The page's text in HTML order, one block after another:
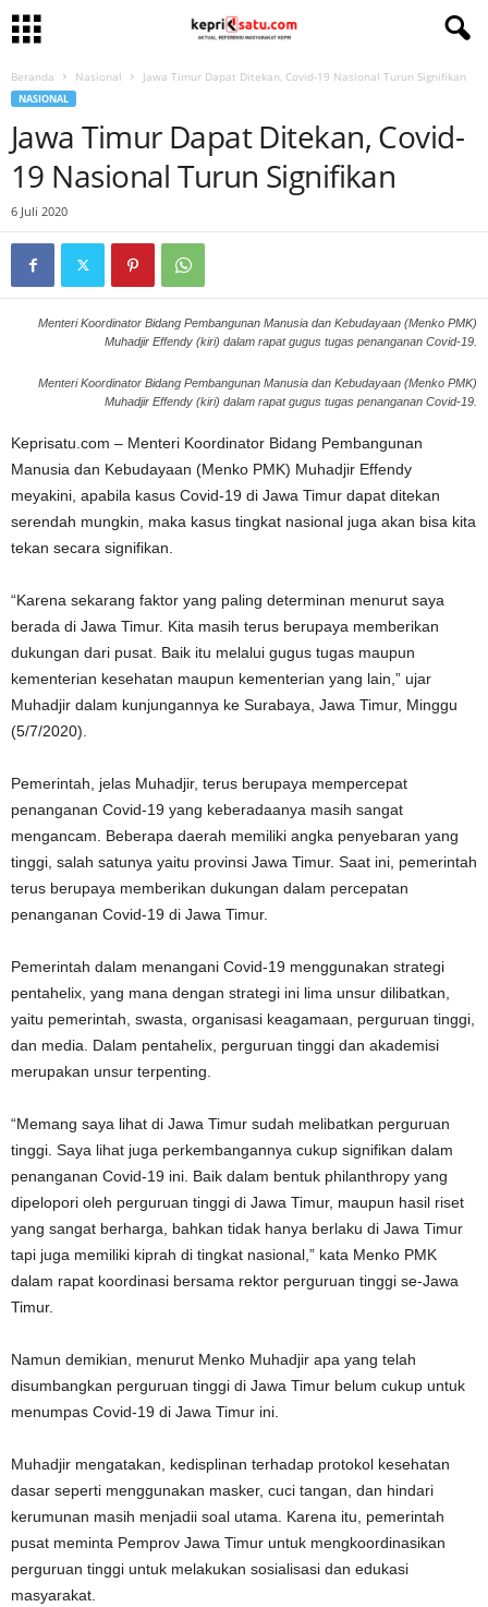
Beranda Nasional Jawa Timur Dapat Ditekan, Covid-19 Nasional Turun Signifikan
NASIONAL
Jawa Timur Dapat Ditekan, Covid-
19 Nasional Turun Signifikan
6 Juli 2020
Menteri Koordinator Bidang Pembangunan Manusia dan Kebudayaan (Menko PMK)
Muhadjir Effendy (kiri) dalam rapat gugus tugas penanganan Covid-19.
Menteri Koordinator Bidang Pembangunan Manusia dan Kebudayaan (Menko PMK)
Muhadjir Effendy (kiri) dalam rapat gugus tugas penanganan Covid-19.
Keprisatu.com – Menteri Koordinator Bidang Pembangunan
Manusia dan Kebudayaan (Menko PMK) Muhadjir Effendy
meyakini, apabila kasus Covid-19 di Jawa Timur dapat ditekan
serendah mungkin, maka kasus tingkat nasional juga akan bisa kita
tekan secara signifikan.
“Karena sekarang faktor yang paling determinan menurut saya
berada di Jawa Timur. Kita masih terus berupaya memberikan
dukungan dari pusat. Baik itu melalui gugus tugas maupun
kementerian kesehatan maupun kementerian yang lain,” ujar
Muhadjir dalam kunjungannya ke Surabaya, Jawa Timur, Minggu
(5/7/2020).
Pemerintah, jelas Muhadjir, terus berupaya mempercepat
penanganan Covid-19 yang keberadaanya masih sangat
mengancam. Beberapa daerah memiliki angka penyebaran yang
tinggi, salah satunya yaitu provinsi Jawa Timur. Saat ini, pemerintah
terus berupaya memberikan dukungan dalam percepatan
penanganan Covid-19 di Jawa Timur.
Pemerintah dalam menangani Covid-19 menggunakan strategi
pentahelix, yang mana dengan strategi ini lima unsur dilibatkan,
yaitu pemerintah, swasta, organisasi keagamaan, perguruan tinggi,
dan media. Dalam pentahelix, perguruan tinggi dan akademisi
merupakan unsur terpenting.
“Memang saya lihat di Jawa Timur sudah melibatkan perguruan
tinggi. Saya lihat juga perkembangannya cukup signifikan dalam
penanganan Covid-19 ini. Baik dalam bentuk philanthropy yang
dipelopori oleh perguruan tinggi di Jawa Timur, maupun hasil riset
yang sangat berharga, bahkan tidak hanya berlaku di Jawa Timur
tapi juga memiliki kiprah di tingkat nasional,” kata Menko PMK
dalam rapat koordinasi bersama rektor perguruan tinggi se-Jawa
Timur.
Namun demikian, menurut Menko Muhadjir apa yang telah
disumbangkan perguruan tinggi di Jawa Timur belum cukup untuk
menumpas Covid-19 di Jawa Timur ini.
Muhadjir mengatakan, kedisplinan terhadap protokol kesehatan
dasar seperti menggunakan masker, cuci tangan, dan hindari
kerumunan masih menjadii soal utama. Karena itu, pemerintah
pusat meminta Pemprov Jawa Timur untuk mengkoordinasikan
perguruan tinggi untuk melakukan sosialisasi dan edukasi
masyarakat.